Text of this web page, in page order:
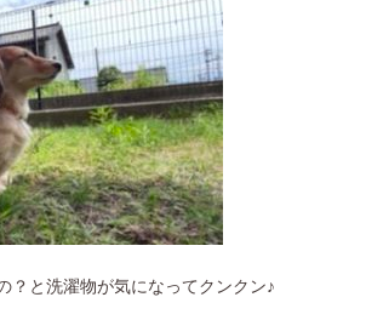
？と洗濯物が気になってクンクン♪